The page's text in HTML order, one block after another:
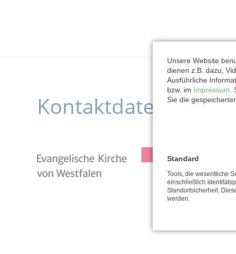
Kontaktdaten der
Unsere Website
dienen z.B. dazu,
Ausführliche
bzw. im Impressum
Sie die
Standard
Tools, die wesentliche
einschließlich
Standortsicherheit.
werden.